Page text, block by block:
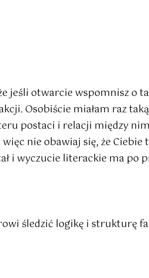
jeśli otwarcie wspomnisz o
Osobiście miałam raz taką
postaci i relacji między
nie obawiaj się, że
i wyczucie literackie ma po
śledzić logikę i strukturę